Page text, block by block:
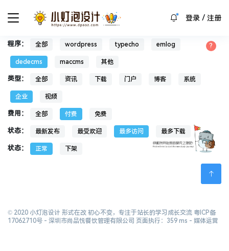
登录/ 注册
程序： 全部 wordpress typecho emlog
dedecms maccms 其他
类型： 全部 资讯 下载 门户 博客 系统
企业 视频
费用： 全部 付费 免费
状态： 最新发布 最受欢迎 最多访问 最多下载
状态： 正常 下架
© 2020 小灯泡设计 形式在改 初心不变，专注于站长的学习成长交流 粤ICP备
17062710号 - 深圳市尚品悦餐饮管理有限公司 页面执行：359 ms - 媒体运营